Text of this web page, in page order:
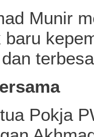
Munir
baru
Pokja